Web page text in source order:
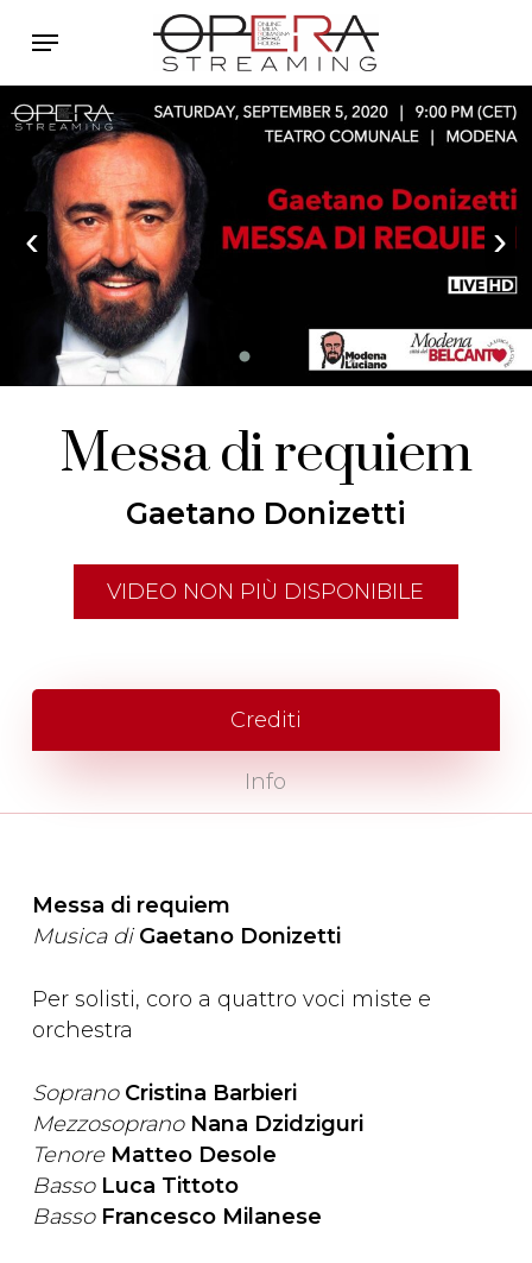
content
Menu
‹ ›
Messa di requiem
Gaetano Donizetti
VIDEO NON PIÙ DISPONIBILE
Crediti
Info
Messa di requiem
Musica di Gaetano Donizetti
Per solisti, coro a quattro voci miste e
orchestra
Soprano Cristina Barbieri
Mezzosoprano Nana Dzidziguri
Tenore Matteo Desole
Basso Luca Tittoto
Basso Francesco Milanese